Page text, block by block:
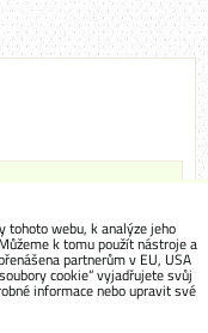
mailem
tohoto webu, k analýze jeho
k tomu použít nástroje a
partnerům v EU, USA
cookie“ vyjadřujete svůj
informace nebo upravit své